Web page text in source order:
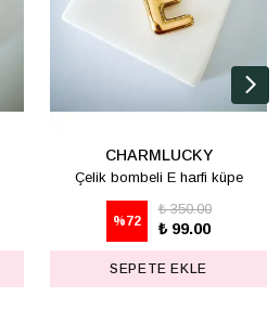
CHARMLUCKY
Çelik bombeli E harfi küpe
%72
₺ 350.00
₺ 99.00
SEPETE EKLE